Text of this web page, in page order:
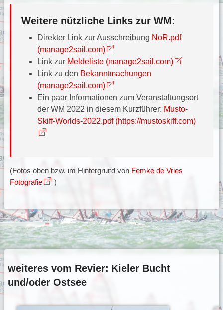
Weitere nützliche Links zur WM:
Direkter Link zur Ausschreibung NoR.pdf
(manage2sail.com)
Link zur Meldeliste (manage2sail.com)
Link zu den Bekanntmachungen
(manage2sail.com)
Ein paar Informationen zum Veranstaltungsort
der WM 2022 in diesem Kurzführer: Musto-
Skiff-Worlds-2022.pdf (https://mustoskiff.com)
(Fotos oben bzw. im Hintergrund von Femke de Vries
Fotografie
)
weiteres vom Revier: Kieler Bucht
und/oder Ostsee